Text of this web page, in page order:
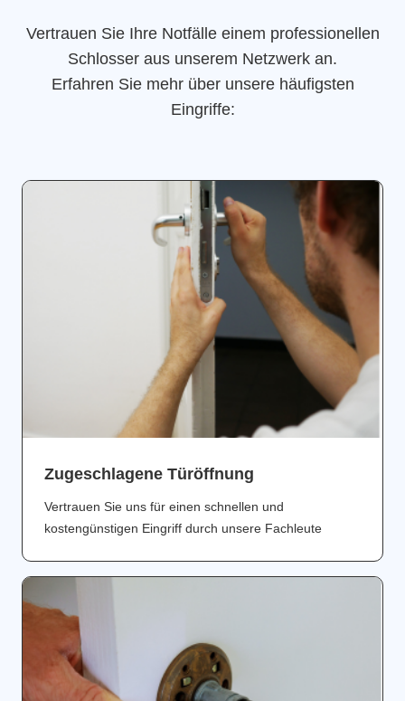
Vertrauen Sie Ihre Notfälle einem professionellen
Schlosser aus unserem Netzwerk an.
Erfahren Sie mehr über unsere häufigsten
Eingriffe:
Zugeschlagene Türöffnung
Vertrauen Sie uns für einen schnellen und
kostengünstigen Eingriff durch unsere Fachleute